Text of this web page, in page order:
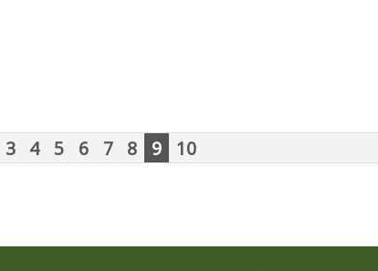
3 4 5 6 7 8 9 10